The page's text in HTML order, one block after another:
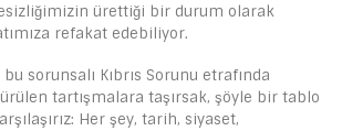
ürettiği bir durum olarak
refakat edebiliyor.
bu sorunsalı Kıbrıs Sorunu etrafında
tartışmalara taşırsak, şöyle bir tablo
Her şey, tarih, siyaset,